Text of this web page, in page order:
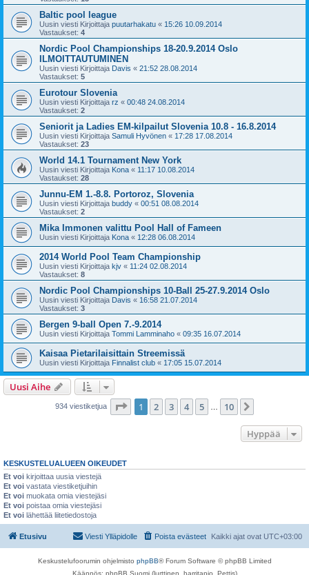
Baltic pool league
Uusin viesti Kirjoittaja puutarhakatu « 15:26 10.09.2014
Vastaukset: 4
Nordic Pool Championships 18-20.9.2014 Oslo
ILMOITTAUTUMINEN
Uusin viesti Kirjoittaja Davis « 21:52 28.08.2014
Vastaukset: 5
Eurotour Slovenia
Uusin viesti Kirjoittaja rz « 00:48 24.08.2014
Vastaukset: 2
Seniorit ja Ladies EM-kilpailut Slovenia 10.8 - 16.8.2014
Uusin viesti Kirjoittaja Samuli Hyvönen « 17:28 17.08.2014
Vastaukset: 23
World 14.1 Tournament New York
Uusin viesti Kirjoittaja Kona « 11:17 10.08.2014
Vastaukset: 28
Junnu-EM 1.-8.8. Portoroz, Slovenia
Uusin viesti Kirjoittaja buddy « 00:51 08.08.2014
Vastaukset: 2
Mika Immonen valittu Pool Hall of Fameen
Uusin viesti Kirjoittaja Kona « 12:28 06.08.2014
2014 World Pool Team Championship
Uusin viesti Kirjoittaja kjv « 11:24 02.08.2014
Vastaukset: 8
Nordic Pool Championships 10-Ball 25-27.9.2014 Oslo
Uusin viesti Kirjoittaja Davis « 16:58 21.07.2014
Vastaukset: 3
Bergen 9-ball Open 7.-9.2014
Uusin viesti Kirjoittaja Tommi Lamminaho « 09:35 16.07.2014
Kaisaa Pietarilaisittain Streemissä
Uusin viesti Kirjoittaja Finnalist club « 17:05 15.07.2014
Uusi Aihe
934 viestiketjua Sivu /10
1 2 3 4 5 10
Hyppää
KESKUSTELUALUEEN OIKEUDET
Et voi kirjoittaa uusia viestejä
Et voi vastata viestiketjuihin
Et voi muokata omia viestejäsi
Et voi poistaa omia viestejäsi
Et voi lähettää liitetiedostoja
Etusivu Kaikki ajat ovat UTC+03:00
Poista evästeet
Viesti Ylläpidolle
Keskustelufoorumin ohjelmisto phpBB® Forum Software © phpBB Limited
Käännös: phpBB Suomi (lurttinen, harritapio, Pettis)